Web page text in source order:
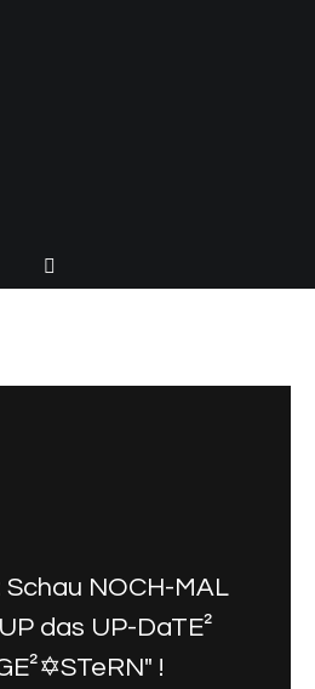
Schau NOCH-MAL
das UP-DaTE²
!